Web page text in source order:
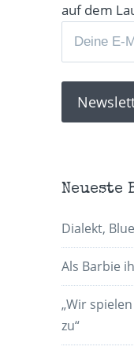
auf dem
Neueste
Dialekt,
Als Barbie
„Wir
zu“